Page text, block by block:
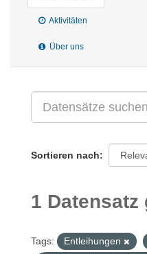
Aktivitäten
Über uns
Sortieren nach
1 Datensatz
Tags: Entleihungen